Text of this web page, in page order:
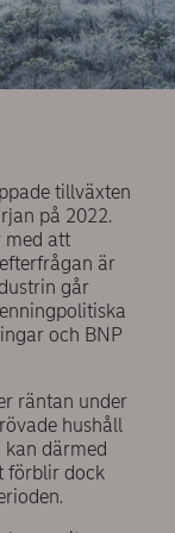
tillväxten
på 2022.
med att
är
går
och BNP
räntan under
hushåll
därmed
förblir dock